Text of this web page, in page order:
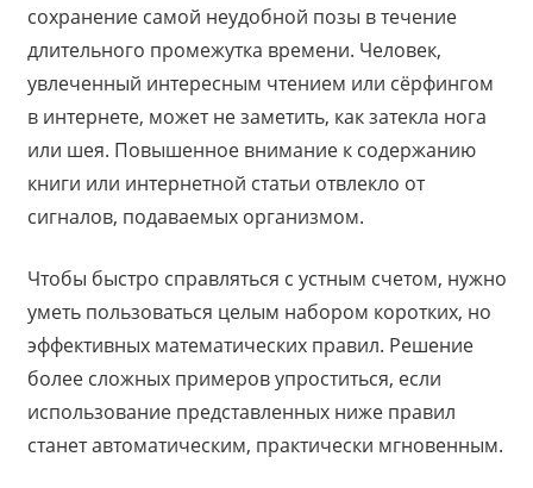
сохранение самой неудобной позы в течение
длительного промежутка времени. Человек,
увлеченный интересным чтением или сёрфингом
в интернете, может не заметить, как затекла нога
или шея. Повышенное внимание к содержанию
книги или интернетной статьи отвлекло от
сигналов, подаваемых организмом.
Чтобы быстро справляться с устным счетом, нужно
уметь пользоваться целым набором коротких, но
эффективных математических правил. Решение
более сложных примеров упроститься, если
использование представленных ниже правил
станет автоматическим, практически мгновенным.